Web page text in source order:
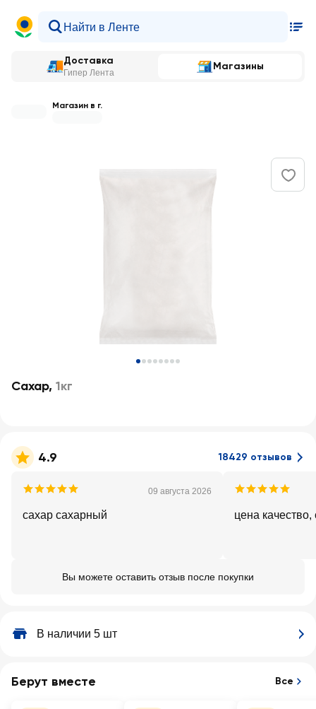
Доставка
Гипер Лента
Магазины
Магазин в г.
Сахар, 1кг
4.9 18429 отзывов
09 августа 2026
сахар сахарный цена качество,
Вы можете оставить отзыв после покупки
В наличии 5 шт
Берут вместе Все